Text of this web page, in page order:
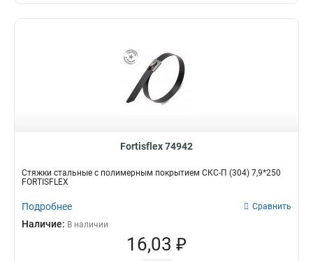
Fortisflex 74942
Стяжки стальные с полимерным покрытием СКС-П (304) 7,9*250
FORTISFLEX
Подробнее Сравнить
Наличие: В наличии
16,03 ₽